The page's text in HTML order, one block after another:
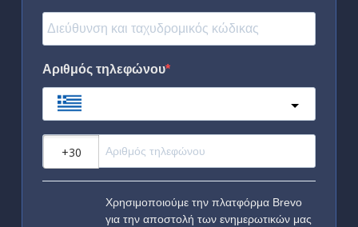
Αριθμός τηλεφώνου
Χρησιμοποιούμε την πλατφόρμα Brevo
για την αποστολή των ενημερωτικών μας